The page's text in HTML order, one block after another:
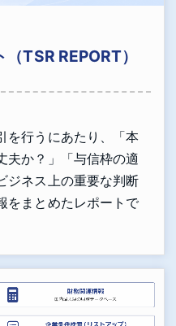
TSR REPORT）
を行うにあたり、「本
夫か？」「与信枠の適
ジネス上の重要な判断
をまとめたレポートで